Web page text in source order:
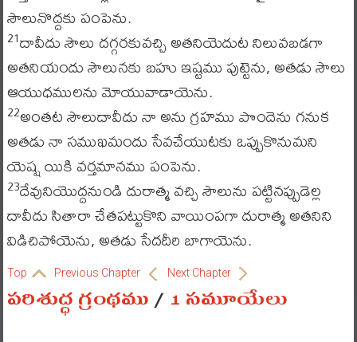
సౌలునొద్దకు పంపెను.
21దావీదు సౌలు దగ్గరకువచ్చి అతనియెదుట నిలువబడగా
అతనియందు సౌలునకు బహు ఇష్టము పుట్టెను, అతడు సౌలు
ఆయుధములను మోయువాడాయెను.
22అంతట సౌలుదావీదు నా అను గ్రహము పొందెను గనుక
అతడు నా సముఖమందు సేవచేయుటకు ఒప్పుకొనుమని
యెష్ష యికి వర్తమానము పంపెను.
23దేవునియొద్దనుండి దురాత్మ వచ్చి సౌలును పట్టినప్పుడెల్ల
దావీదు సితారా చేతపట్టుకొని వాయింపగా దురాత్మ అతనిని
విడిచిపోయెను, అతడు సేదదీరి బాగాయెను.
Top Previous Chapter Next Chapter
పరిశుద్ధ గ్రంథము/1 సమూయేలు